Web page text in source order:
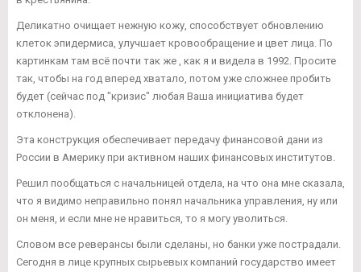
Деликатно очищает нежную кожу, способствует обновлению
клеток эпидермиса, улучшает кровообращение и цвет лица. По
картинкам там всё почти так же , как я и видела в 1992. Просите
так, чтобы на год вперед хватало, потом уже сложнее пробить
будет (сейчас под "кризис" любая Ваша инициатива будет
отклонена).
Эта конструкция обеспечивает передачу финансовой дани из
России в Америку при активном наших финансовых институтов.
Решил пообщаться с начальницей отдела, на что она мне сказала,
что я видимо неправильно понял начальника управления, ну или
он меня, и если мне не нравиться, то я могу уволиться.
Словом все реверансы были сделаны, но банки уже пострадали.
Сегодня в лице крупных сырьевых компаний государство имеет